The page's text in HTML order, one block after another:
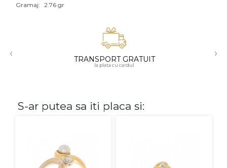
18K
Gramaj: 2.76 gr
‹ TRANSPORT GRATUIT
la plata cu cardul
›
S-ar putea sa iti placa si: